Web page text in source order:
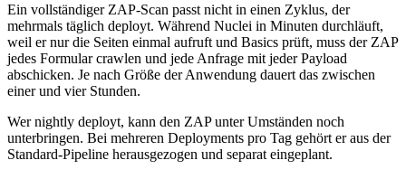
Ein vollständiger ZAP-Scan passt nicht in einen Zyklus, der
mehrmals täglich deployt. Während Nuclei in Minuten durchläuft,
weil er nur die Seiten einmal aufruft und Basics prüft, muss der ZAP
jedes Formular crawlen und jede Anfrage mit jeder Payload
abschicken. Je nach Größe der Anwendung dauert das zwischen
einer und vier Stunden.
Wer nightly deployt, kann den ZAP unter Umständen noch
unterbringen. Bei mehreren Deployments pro Tag gehört er aus der
Standard-Pipeline herausgezogen und separat eingeplant.